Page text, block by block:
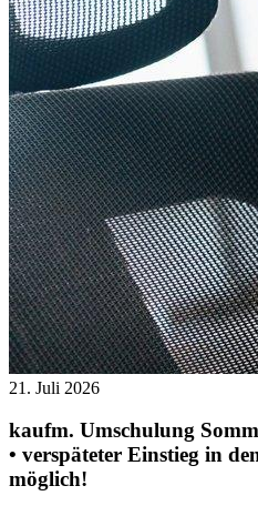
21. Juli 2026
kaufm. Umschulung
• verspäteter Einstieg in
möglich!